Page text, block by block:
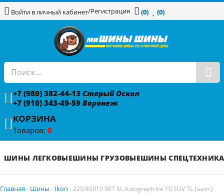
Войти в личный кабинет/Регистрация (0) (0)
+7 (980) 382-44-13 Старый Оскол
+7 (910) 343-49-59 Воронеж
КОРЗИНА
Товаров: 0
ШИНЫ ЛЕГКОВЫЕШИНЫ ГРУЗОВЫЕШИНЫ СПЕЦТЕХНИКА
Главная › Шины › Ikon › 225/45R19 96T XL Autograph Ice 10 SUV TL (шип.)